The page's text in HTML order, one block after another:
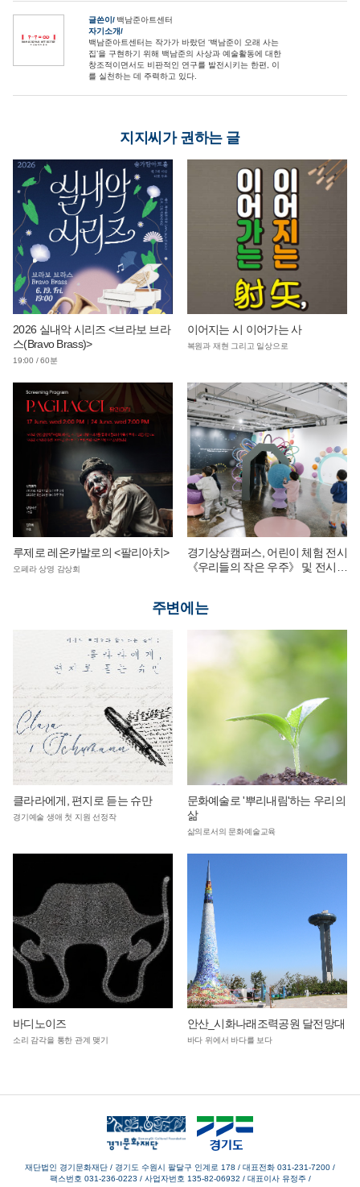
글쓴이
백남준아트센터
자기소개
백남준아트센터는 작가가 바랐던 ‘백남준이 오래 사는
집’을 구현하기 위해 백남준의 사상과 예술활동에 대한
창조적이면서도 비판적인 연구를 발전시키는 한편, 이
를 실천하는 데 주력하고 있다.
지지씨가 권하는 글
2026 실내악 시리즈 <브라보 브라
스(Bravo Brass)>
19:00 / 60분
이어지는 시 이어가는 사
복원과 재현 그리고 일상으로
루제로 레온카발로의 <팔리아치>
오페라 상영 감상회
경기상상캠퍼스, 어린이 체험 전시
《우리들의 작은 우주》 및 전시
주변에는
클라라에게, 편지로 듣는 슈만
경기예술 생애 첫 지원 선정작
문화예술로 '뿌리내림'하는 우리의
삶
삶의로서의 문화예술교육
바디노이즈
소리 감각을 통한 관계 맺기
안산_시화나래조력공원 달전망대
바다 위에서 바다를 보다
재단법인 경기문화재단 / 경기도 수원시 팔달구 인계로 178 / 대표전화 031-231-7200 /
팩스번호 031-236-0223 / 사업자번호 135-82-06932 / 대표이사 유정주/